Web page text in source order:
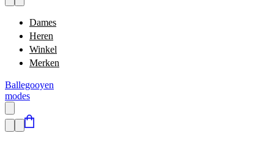
Dames
Heren
Winkel
Merken
Ballegooyen
modes